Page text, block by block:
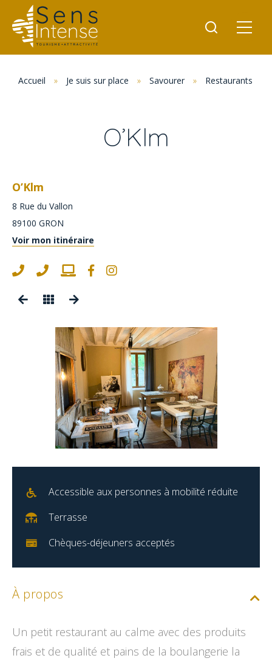
Accueil » Je suis sur place » Savourer » Restaurants
O’Klm
O’Klm
8 Rue du Vallon
89100 GRON
Voir mon itinéraire
Accessible aux personnes à mobilité réduite
Terrasse
Chèques-déjeuners acceptés
À propos
Un petit restaurant au calme avec des produits
frais et de qualité et pains de la boulangerie la